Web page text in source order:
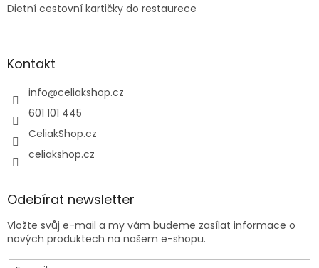
Dietní cestovní kartičky do restaurece
Kontakt
info@celiakshop.cz
601 101 445
CeliakShop.cz
celiakshop.cz
Odebírat newsletter
Vložte svůj e-mail a my vám budeme zasílat informace o
nových produktech na našem e-shopu.